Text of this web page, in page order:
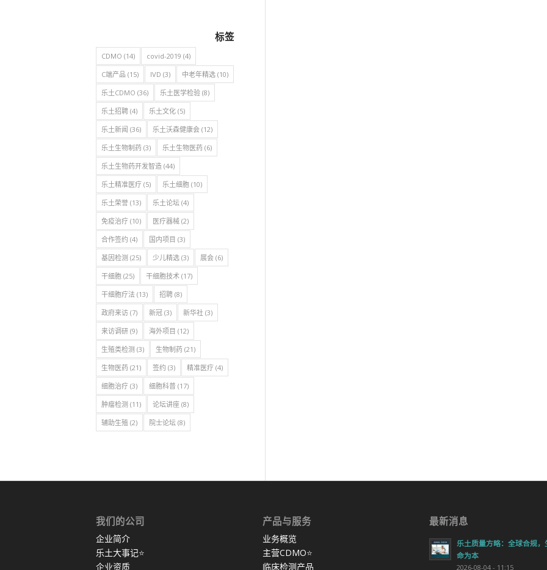
标签
CDMO (14) covid-2019 (4)
C端产品 (15) IVD (3) 中老年精选 (10)
乐土CDMO (36) 乐土医学检验 (8)
乐土招聘 (4) 乐土文化 (5)
乐土新闻 (36) 乐土沃森健康会 (12)
乐土生物制药 (3) 乐土生物医药 (6)
乐土生物药开发智造 (44)
乐土精准医疗 (5) 乐土细胞 (10)
乐土荣誉 (13) 乐土论坛 (4)
免疫治疗 (10) 医疗器械 (2)
合作签约 (4) 国内项目 (3)
基因检测 (25) 少儿精选 (3) 展会 (6)
干细胞 (25) 干细胞技术 (17)
干细胞疗法 (13) 招聘 (8)
政府来访 (7) 新冠 (3) 新华社 (3)
来访调研 (9) 海外项目 (12)
生殖类检测 (3) 生物制药 (21)
生物医药 (21) 签约 (3) 精准医疗 (4)
细胞治疗 (3) 细胞科普 (17)
肿瘤检测 (11) 论坛讲座 (8)
辅助生殖 (2) 院士论坛 (8)
我们的公司
企业简介
乐土大事记⭐
企业资质
产品与服务
业务概览
主营CDMO⭐
临床检测产品
最新消息
乐土质量方略：全球合规，
命为本
2026-08-04 - 11:15